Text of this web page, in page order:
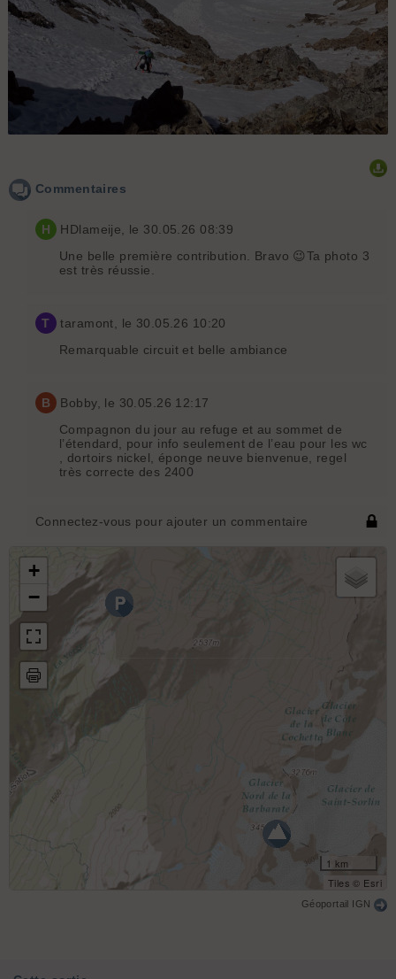
Commentaires
H HDlameije , le 30.05.26 08:39
Une belle première contribution. Bravo 😉Ta photo 3
est très réussie.
T taramont , le 30.05.26 10:20
Remarquable circuit et belle ambiance
B Bobby, le 30.05.26 12:17
Compagnon du jour au refuge et au sommet de
l’étendard, pour info seulement de l’eau pour les wc
, dortoirs nickel, éponge neuve bienvenue, regel
très correcte des 2400
Connectez-vous pour ajouter un commentaire
+
−
1 km
Tiles © Esri
Géoportail IGN